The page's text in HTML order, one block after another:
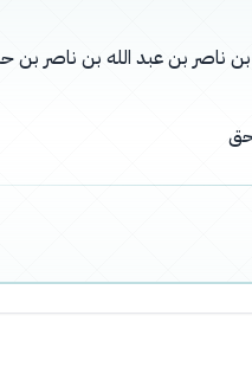
بن ناصر بن عبد الله بن ناصر